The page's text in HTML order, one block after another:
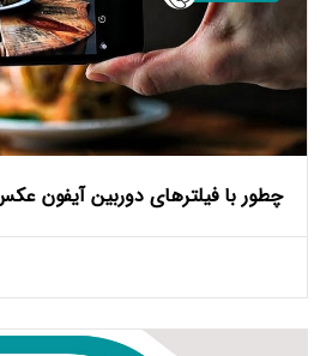
چطور با فیلترهای دوربین آیفون